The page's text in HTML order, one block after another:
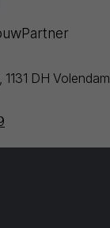
DH Volendam